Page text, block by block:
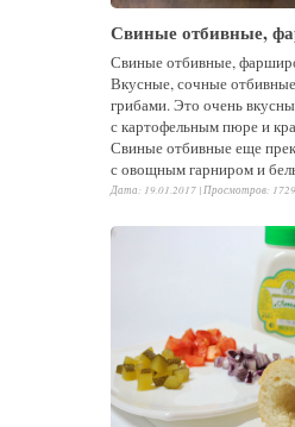
Свиные отбивные,
Свиные отбивные,
Вкусные, сочные
грибами. Это очень
с картофельным пюре и
Свиные отбивные еще
с овощным гарниром и
Дата: 19.01.2017 | Просмотров: 1729